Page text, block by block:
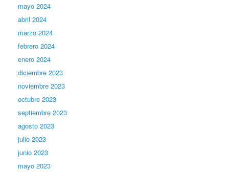
mayo 2024
abril 2024
marzo 2024
febrero 2024
enero 2024
diciembre 2023
noviembre 2023
octubre 2023
septiembre 2023
agosto 2023
julio 2023
junio 2023
mayo 2023